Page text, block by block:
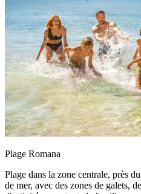
Plage Romana
Plage dans la zone centrale, près
de mer, avec des zones de galets,